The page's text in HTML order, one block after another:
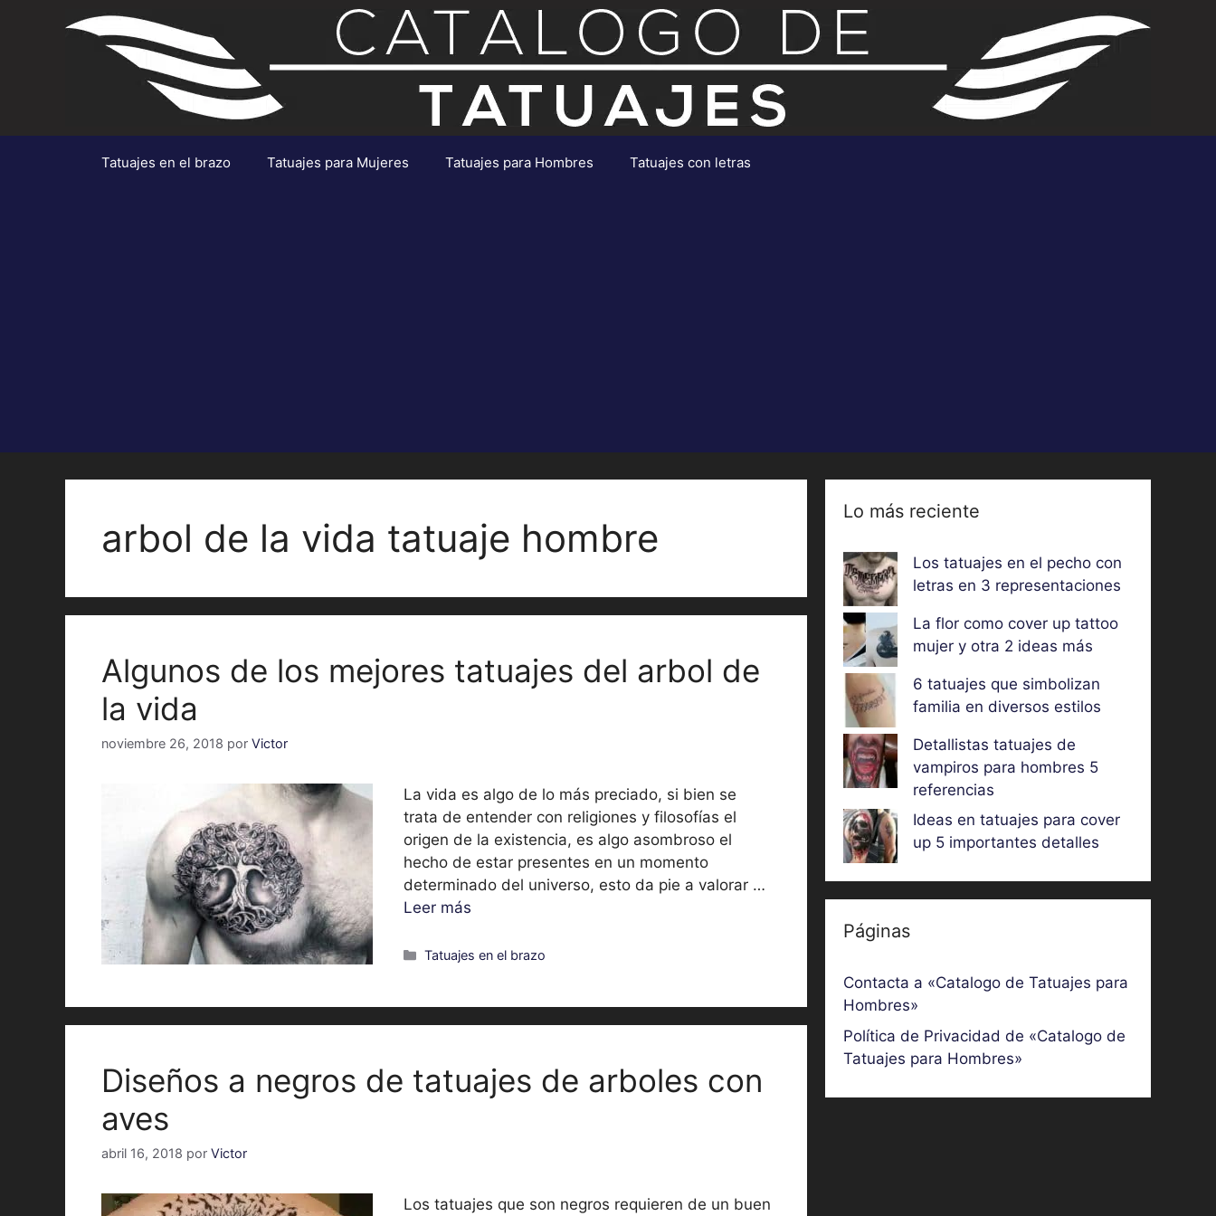
Tatuajes en el brazo Tatuajes para Mujeres Tatuajes para Hombres Tatuajes con letras
arbol de la vida tatuaje hombre
Algunos de los mejores tatuajes del arbol de
la vida
noviembre 26, 2018 por Victor
La vida es algo de lo más preciado, si bien se
trata de entender con religiones y filosofías el
origen de la existencia, es algo asombroso el
hecho de estar presentes en un momento
determinado del universo, esto da pie a valorar …
Leer más
Categorías
Tatuajes en el brazo
Diseños a negros de tatuajes de arboles con
aves
abril 16, 2018 por Victor
Los tatuajes que son negros requieren de un buen
Lo más reciente
Los tatuajes en el pecho con
letras en 3 representaciones
La flor como cover up tattoo
mujer y otra 2 ideas más
6 tatuajes que simbolizan
familia en diversos estilos
Detallistas tatuajes de
vampiros para hombres 5
referencias
Ideas en tatuajes para cover
up 5 importantes detalles
Páginas
Contacta a «Catalogo de Tatuajes para
Hombres»
Política de Privacidad de «Catalogo de
Tatuajes para Hombres»